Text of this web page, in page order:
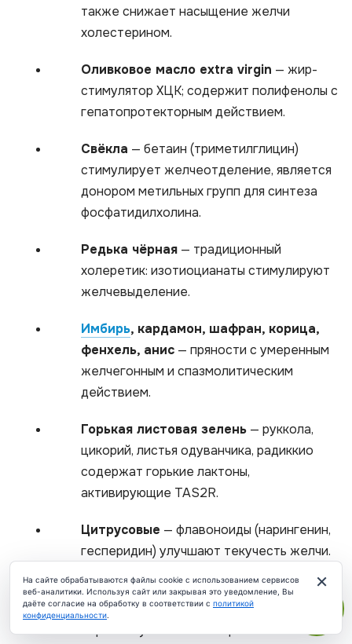
также снижает насыщение желчи
холестерином.
Оливковое масло extra virgin — жир-
стимулятор ХЦК; содержит полифенолы с
гепатопротекторным действием.
Свёкла — бетаин (триметилглицин)
стимулирует желчеотделение, является
донором метильных групп для синтеза
фосфатидилхолина.
Редька чёрная — традиционный
холеретик: изотиоцианаты стимулируют
желчевыделение.
Имбирь, кардамон, шафран, корица,
фенхель, анис — пряности с умеренным
желчегонным и спазмолитическим
действием.
Горькая листовая зелень — руккола,
цикорий, листья одуванчика, радиккио
содержат горькие лактоны,
активирующие TAS2R.
Цитрусовые — флавоноиды (нарингенин,
гесперидин) улучшают текучесть желчи.
Авокадо— источник мононенасыщенных
жиров и фитостеролов, поддерживает
нормальную консистенцию желчи.
×
На сайте обрабатываются файлы cookie с использованием сервисов
веб-аналитики. Используя сайт или закрывая это уведомление, Вы
даёте согласие на обработку в соответствии с политикой
конфиденциальности.